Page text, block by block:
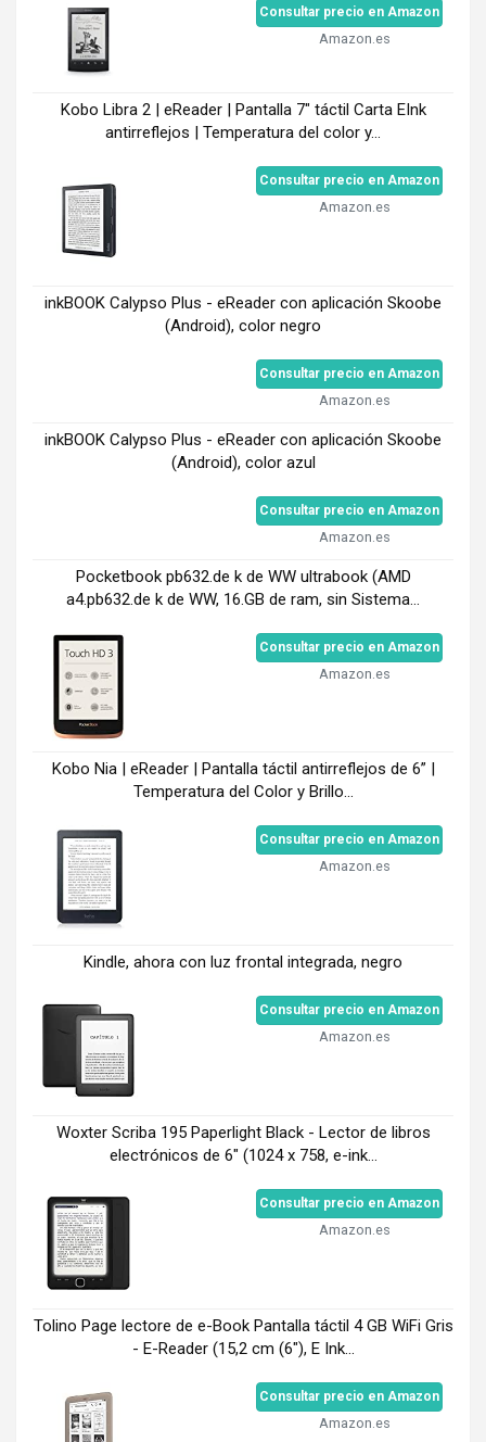
Consultar precio en Amazon
Amazon.es
Kobo Libra 2 | eReader | Pantalla 7" táctil Carta EInk
antirreflejos | Temperatura del color y...
Consultar precio en Amazon
Amazon.es
inkBOOK Calypso Plus - eReader con aplicación Skoobe
(Android), color negro
Consultar precio en Amazon
Amazon.es
inkBOOK Calypso Plus - eReader con aplicación Skoobe
(Android), color azul
Consultar precio en Amazon
Amazon.es
Pocketbook pb632.de k de WW ultrabook (AMD
a4.pb632.de k de WW, 16.GB de ram, sin Sistema...
Consultar precio en Amazon
Amazon.es
Kobo Nia | eReader | Pantalla táctil antirreflejos de 6” |
Temperatura del Color y Brillo...
Consultar precio en Amazon
Amazon.es
Kindle, ahora con luz frontal integrada, negro
Consultar precio en Amazon
Amazon.es
Woxter Scriba 195 Paperlight Black - Lector de libros
electrónicos de 6" (1024 x 758, e-ink...
Consultar precio en Amazon
Amazon.es
Tolino Page lectore de e-Book Pantalla táctil 4 GB WiFi Gris
- E-Reader (15,2 cm (6"), E Ink...
Consultar precio en Amazon
Amazon.es